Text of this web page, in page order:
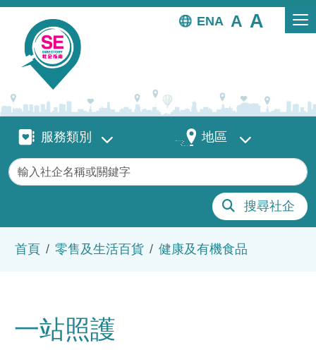
移至主內容
EN
服務類別服務類別 地區 地區
關鍵字
搜尋社企
首頁 零售及生活百貨 健康及有機食品
一站照護